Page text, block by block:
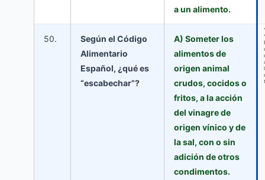
a un alimento.
50.
Según el Código
Alimentario
Español, ¿qué es
“escabechar”?
A) Someter los
alimentos de
origen animal
crudos, cocidos o
fritos, a la acción
del vinagre de
origen vínico y de
la sal, con o sin
adición de otros
condimentos.